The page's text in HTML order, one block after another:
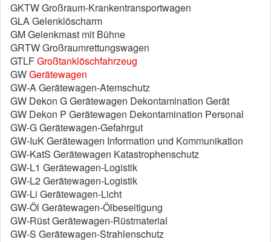
GKTW Großraum-Krankentransportwagen
GLA Gelenklöscharm
GM Gelenkmast mit Bühne
GRTW Großraumrettungswagen
GTLFGroßtanklöschfahrzeug
GWGerätewagen
GW-A Gerätewagen-Atemschutz
GW Dekon G Gerätewagen Dekontamination Gerät
GW Dekon P Gerätewagen Dekontamination Personal
GW-G Gerätewagen-Gefahrgut
GW-IuK Gerätewagen Information und Kommunikation
GW-KatS Gerätewagen Katastrophenschutz
GW-L1 Gerätewagen-Logistik
GW-L2 Gerätewagen-Logistik
GW-Li Gerätewagen-Licht
GW-Öl Gerätewagen-Ölbeseitigung
GW-Rüst Gerätewagen-Rüstmaterial
GW-S Gerätewagen-Strahlenschutz